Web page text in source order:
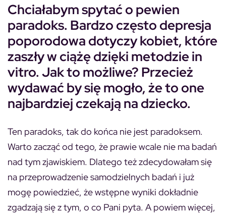
Chciałabym spytać o pewien
paradoks. Bardzo często depresja
poporodowa dotyczy kobiet, które
zaszły w ciążę dzięki metodzie in
vitro. Jak to możliwe? Przecież
wydawać by się mogło, że to one
najbardziej czekają na dziecko.
Ten paradoks, tak do końca nie jest paradoksem.
Warto zacząć od tego, że prawie wcale nie ma badań
nad tym zjawiskiem. Dlatego też zdecydowałam się
na przeprowadzenie samodzielnych badań i już
mogę powiedzieć, że wstępne wyniki dokładnie
zgadzają się z tym, o co Pani pyta. A powiem więcej,